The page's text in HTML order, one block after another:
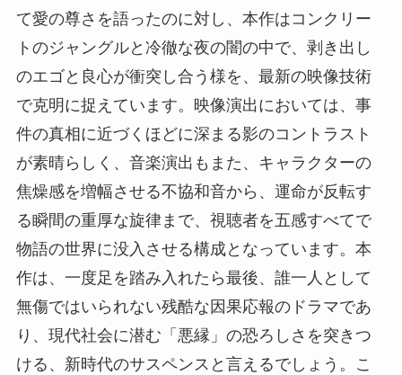
て愛の尊さを語ったのに対し、本作はコンクリー
トのジャングルと冷徹な夜の闇の中で、剥き出し
のエゴと良心が衝突し合う様を、最新の映像技術
で克明に捉えています。映像演出においては、事
件の真相に近づくほどに深まる影のコントラスト
が素晴らしく、音楽演出もまた、キャラクターの
焦燥感を増幅させる不協和音から、運命が反転す
る瞬間の重厚な旋律まで、視聴者を五感すべてで
物語の世界に没入させる構成となっています。本
作は、一度足を踏み入れたら最後、誰一人として
無傷ではいられない残酷な因果応報のドラマであ
り、現代社会に潜む「悪縁」の恐ろしさを突きつ
ける、新時代のサスペンスと言えるでしょう。こ